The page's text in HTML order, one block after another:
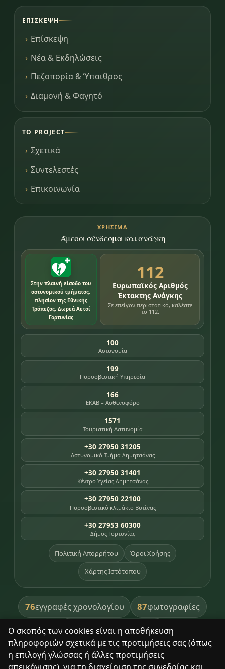
Ο σκοπός των cookies είναι η αποθήκευση
πληροφοριών σχετικά με τις προτιμήσεις σας (όπως
η επιλογή γλώσσας ή άλλες προτιμήσεις
ΕΠΊΣΚΕΨΗ
Επίσκεψη
Νέα & Εκδηλώσεις
Πεζοπορία & Ύπαιθρος
Διαμονή & Φαγητό
ΤΟ PROJECT
Σχετικά
Συντελεστές
Επικοινωνία
ΧΡΉΣΙΜΑ
Άμεσοι σύνδεσμοι και ανάγκη
Στην πλαινή είσοδο του
αστυνομικού τμήματος,
πλησίον της Εθνικής
Τράπεζας. Δωρεά Αετοί
Γορτυνίας
112
Ευρωπαϊκός Αριθμός
Έκτακτης Ανάγκης
Σε επείγον περιστατικό, καλέστε
το 112.
100
Αστυνομία
199
Πυροσβεστική Υπηρεσία
166
ΕΚΑΒ – Ασθενοφόρο
1571
Τουριστική Αστυνομία
+30 27950 31205
Αστυνομικό Τμήμα Δημητσάνας
+30 27950 31401
Κέντρο Υγείας Δημητσάνας
+30 27950 22100
Πυροσβεστικό κλιμάκιο Βυτίνας
+30 27953 60300
Δήμος Γορτυνίας
Πολιτική Απορρήτου Όροι Χρήσης
Χάρτης Ιστότοπου
76εγγραφές χρονολογίου 87φωτογραφίες
391βιβλία βιβλιοθήκης
8σημεία κληρονομιάς